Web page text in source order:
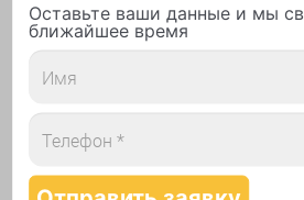
Надутие шаров гелием
Оставьте ваши данные и мы
ближайшее время